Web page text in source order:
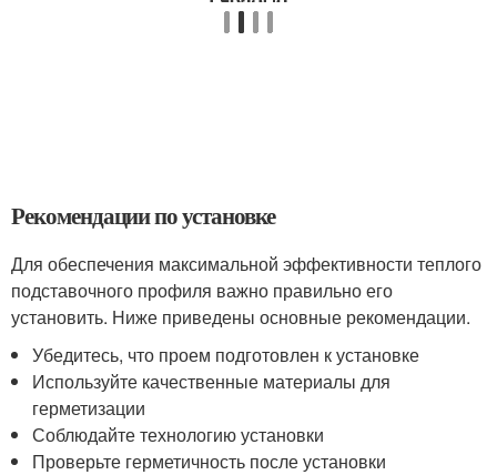
Рекомендации по установке
Для обеспечения максимальной эффективности теплого
подставочного профиля важно правильно его
установить. Ниже приведены основные рекомендации.
Убедитесь, что проем подготовлен к установке
Используйте качественные материалы для
герметизации
Соблюдайте технологию установки
Проверьте герметичность после установки